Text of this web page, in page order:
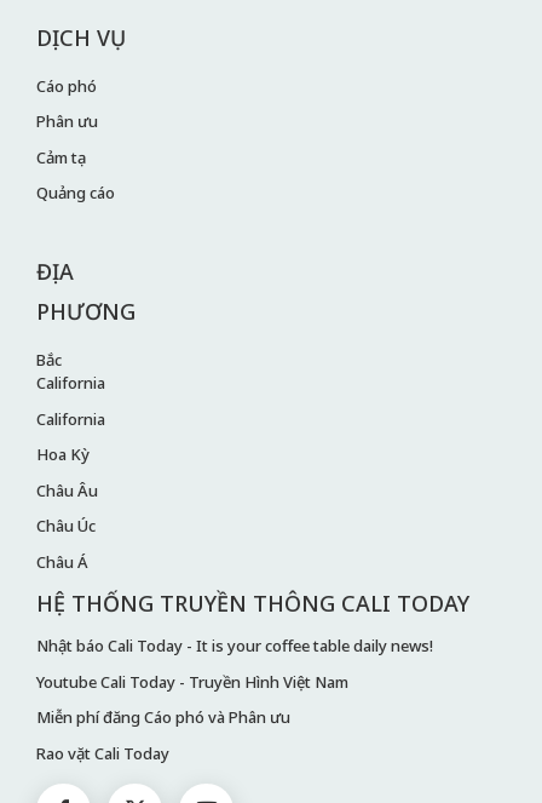
DỊCH VỤ
Cáo phó
Phân ưu
Cảm tạ
Quảng cáo
ĐỊA
PHƯƠNG
Bắc
California
California
Hoa Kỳ
Châu Âu
Châu Úc
Châu Á
HỆ THỐNG TRUYỀN THÔNG CALI TODAY
Nhật báo Cali Today - It is your coffee table daily news!
Youtube Cali Today - Truyền Hình Việt Nam
Miễn phí đăng Cáo phó và Phân ưu
Rao vặt Cali Today